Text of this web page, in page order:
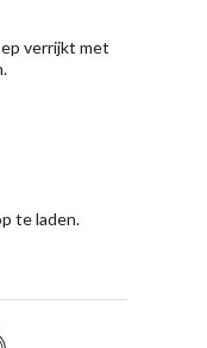
verrijkt met
te laden.